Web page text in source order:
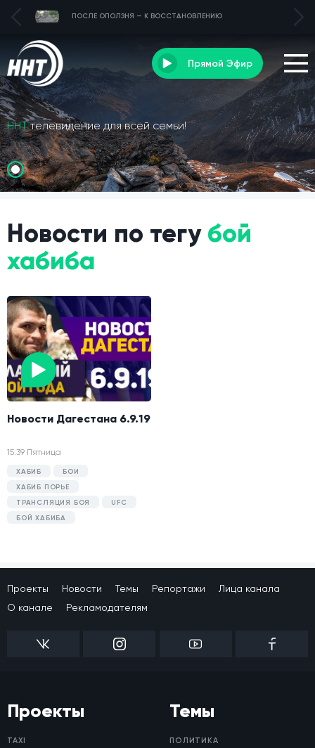
ПОСЛЕ ОПОЛЗНЯ — К ВОССТАНОВЛЕНИЮ
Прямой Эфир
ННТтелевидение для всей семьи!
Новости по тегу бой
хабиба
Новости Дагестана 6.9.19
15:39 Пятница
ХАБИБ
БОИ
ХАБИБ ПОРЬЕ
ТРАНСЛЯЦИЯ БОЯ
UFC
БОЙ ХАБИБА
Проекты Новости Темы Репортажи
Лица канала
О канале
Рекламодателям
Проекты
TAXI
Темы
ПОЛИТИКА